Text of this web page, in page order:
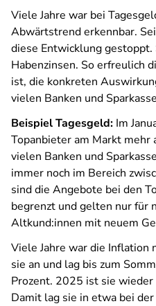
Viele Jahre war bei
Abwärtstrend erkennbar.
diese Entwicklung
Habenzinsen. So erfreulich
ist, die konkreten
vielen Banken und
Beispiel Tagesgeld: Im
Topanbieter am Markt mehr
vielen Banken und
immer noch im Bereich
sind die Angebote bei den
begrenzt und gelten nur für
Altkund:innen mit neuem
Viele Jahre war die
sie an und lag bis zum
Prozent. 2025 ist sie
Damit lag sie in etwa bei